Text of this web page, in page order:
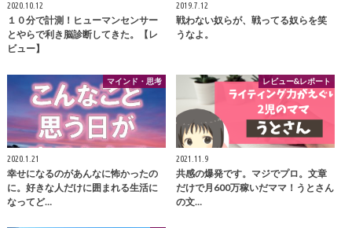
2020.10.12
１０分で計測！ヒューマンセンサー
とやらで利き脳診断してきた。【レ
ビュー】
2019.7.12
戦わない奴らが、戦ってる奴らを笑
うなよ。
マインド・思考
2020.1.21
幸せになるのがあんなに怖かったの
に。好きな人だけに囲まれる生活に
なってど…
レビュー&レポート
2021.11.9
共感の爆発です。マジでプロ。文章
だけで月600万稼いだママ！うとさん
の文…